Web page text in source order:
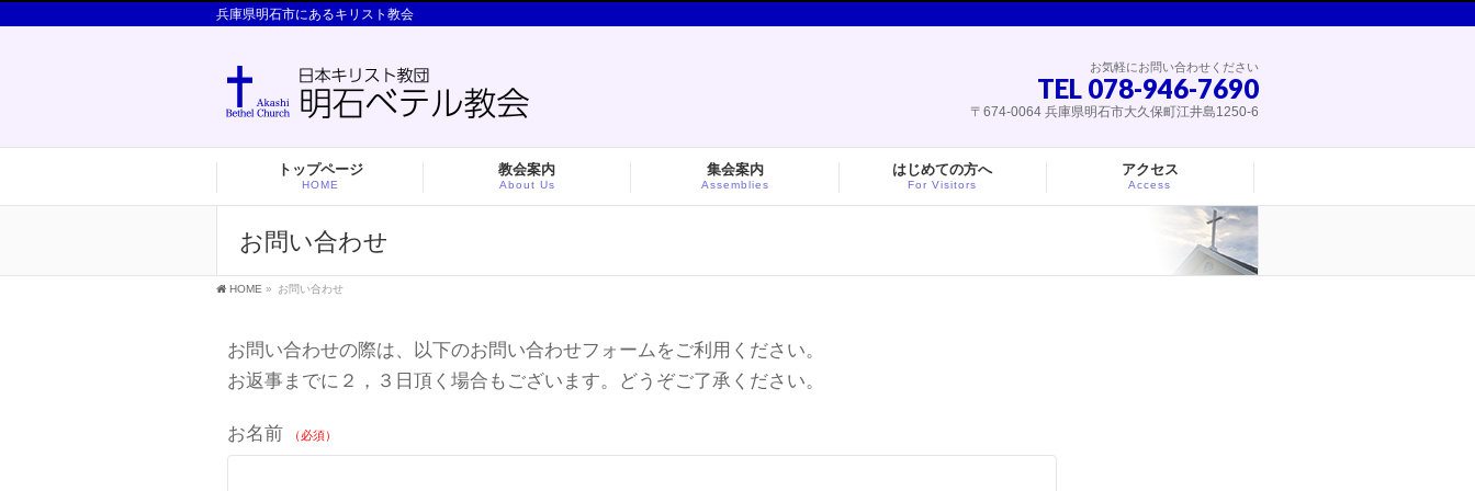
兵庫県明石市にあるキリスト教会
お気軽にお問い合わせください
TEL 078-946-7690
〒674-0064 兵庫県明石市大久保町江井島1250-6
トップページ
HOME
教会案内
About Us
集会案内
Assemblies
はじめての方へ
For Visitors
アクセス
Access
お問い合わせ
HOME » お問い合わせ
お問い合わせの際は、以下のお問い合わせフォームをご利用ください。
お返事までに２，３日頂く場合もございます。どうぞご了承ください。
お名前 （必須）